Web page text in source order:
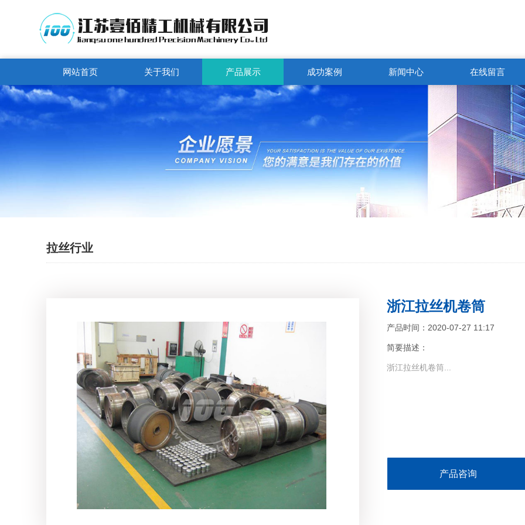
网站首页 关于我们 产品展示 成功案例 新闻中心 在线留言
拉丝行业
浙江拉丝机卷筒
产品时间：2020-07-27 11:17
简要描述：
浙江拉丝机卷筒...
产品咨询